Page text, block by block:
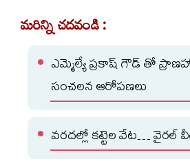
మరిన్ని చదవండి :
ఎమ్మెల్యే ప్రకాష్ గౌడ్ తో
సంచలన ఆరోపణలు
వరదల్లో కట్టెల వేట…